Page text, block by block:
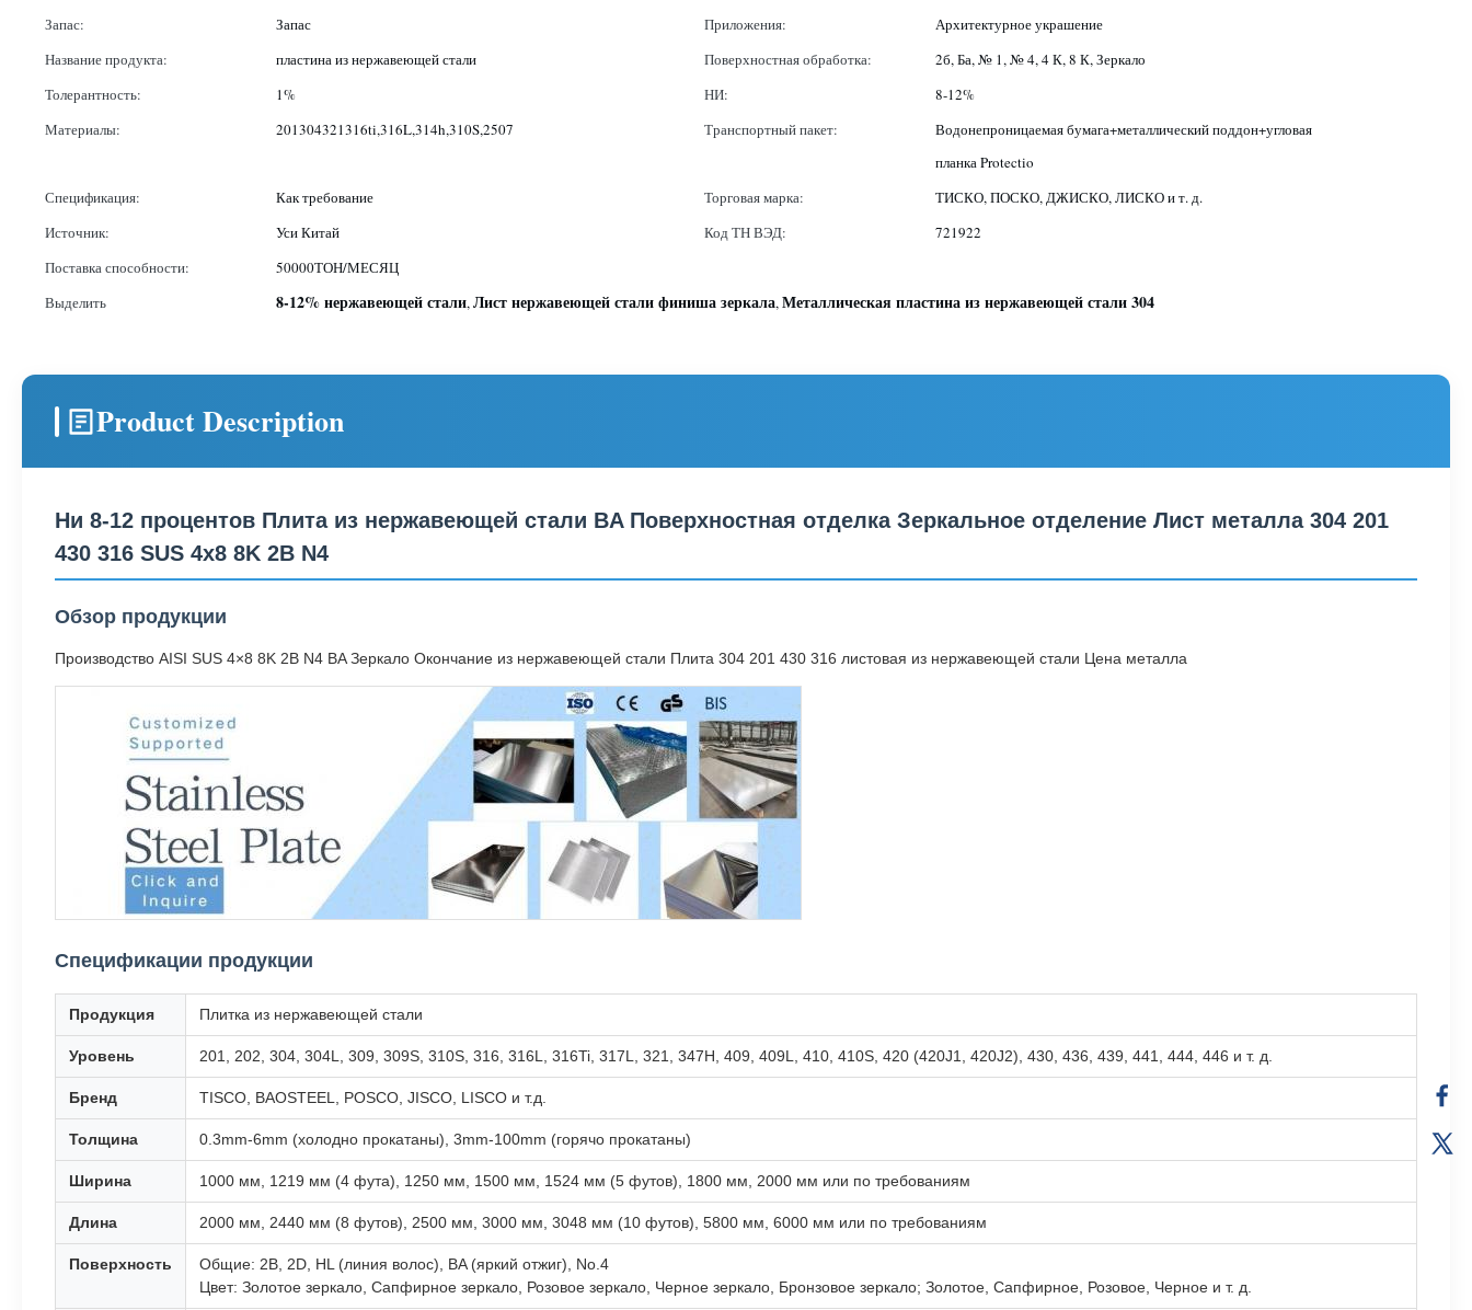
Запас:
Запас Приложения:
Архитектурное украшение
Название продукта:
пластина из нержавеющей стали Поверхностная обработка:
2б, Ба, № 1, № 4, 4 К, 8 К, Зеркало
Толерантность:
1% НИ:
8-12%
Материалы:
201304321316ti,316L,314h,310S,2507 Транспортный пакет:
Водонепроницаемая бумага+металлический поддон+угловая
планка Protectio
Спецификация:
Как требование Торговая марка:
ТИСКО, ПОСКО, ДЖИСКО, ЛИСКО и т. д.
Источник:
Уси Китай Код ТН ВЭД:
721922
Поставка способности:
50000ТОН/МЕСЯЦ
Выделить
8-12% нержавеющей стали,Лист нержавеющей стали финиша зеркала,Металлическая пластина из нержавеющей стали 304
Product Description
Ни 8-12 процентов Плита из нержавеющей стали BA Поверхностная отделка Зеркальное отделение Лист металла 304 201
430 316 SUS 4x8 8K 2B N4
Обзор продукции
Производство AISI SUS 4×8 8K 2B N4 BA Зеркало Окончание из нержавеющей стали Плита 304 201 430 316 листовая из нержавеющей стали Цена металла
Спецификации продукции
Продукция Плитка из нержавеющей стали
Уровень 201, 202, 304, 304L, 309, 309S, 310S, 316, 316L, 316Ti, 317L, 321, 347H, 409, 409L, 410, 410S, 420 (420J1, 420J2), 430, 436, 439, 441, 444, 446 и т. д.
Бренд TISCO, BAOSTEEL, POSCO, JISCO, LISCO и т.д.
Толщина 0.3mm-6mm (холодно прокатаны), 3mm-100mm (горячо прокатаны)
Ширина 1000 мм, 1219 мм (4 фута), 1250 мм, 1500 мм, 1524 мм (5 футов), 1800 мм, 2000 мм или по требованиям
Длина 2000 мм, 2440 мм (8 футов), 2500 мм, 3000 мм, 3048 мм (10 футов), 5800 мм, 6000 мм или по требованиям
Поверхность
Общие: 2B, 2D, HL (линия волос), BA (яркий отжиг), No.4
Цвет: Золотое зеркало, Сапфирное зеркало, Розовое зеркало, Черное зеркало, Бронзовое зеркало; Золотое, Сапфирное, Розовое, Черное и т. д.